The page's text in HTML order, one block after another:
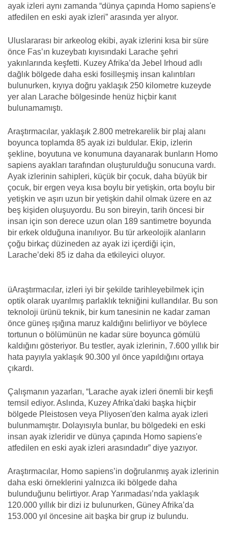
ayak izleri aynı zamanda “dünya çapında Homo sapiens'e
atfedilen en eski ayak izleri” arasında yer alıyor.
Uluslararası bir arkeolog ekibi, ayak izlerini kısa bir süre
önce Fas’ın kuzeybatı kıyısındaki Larache şehri
yakınlarında keşfetti. Kuzey Afrika’da Jebel Irhoud adlı
dağlık bölgede daha eski fosilleşmiş insan kalıntıları
bulunurken, kıyıya doğru yaklaşık 250 kilometre kuzeyde
yer alan Larache bölgesinde henüz hiçbir kanıt
bulunamamıştı.
Araştırmacılar, yaklaşık 2.800 metrekarelik bir plaj alanı
boyunca toplamda 85 ayak izi buldular. Ekip, izlerin
şekline, boyutuna ve konumuna dayanarak bunların Homo
sapiens ayakları tarafından oluşturulduğu sonucuna vardı.
Ayak izlerinin sahipleri, küçük bir çocuk, daha büyük bir
çocuk, bir ergen veya kısa boylu bir yetişkin, orta boylu bir
yetişkin ve aşırı uzun bir yetişkin dahil olmak üzere en az
beş kişiden oluşuyordu. Bu son bireyin, tarih öncesi bir
insan için son derece uzun olan 189 santimetre boyunda
bir erkek olduğuna inanılıyor. Bu tür arkeolojik alanların
çoğu birkaç düzineden az ayak izi içerdiği için,
Larache’deki 85 iz daha da etkileyici oluyor.
üAraştırmacılar, izleri iyi bir şekilde tarihleyebilmek için
optik olarak uyarılmış parlaklık tekniğini kullandılar. Bu son
teknoloji ürünü teknik, bir kum tanesinin ne kadar zaman
önce güneş ışığına maruz kaldığını belirliyor ve böylece
tortunun o bölümünün ne kadar süre boyunca gömülü
kaldığını gösteriyor. Bu testler, ayak izlerinin, 7.600 yıllık bir
hata payıyla yaklaşık 90.300 yıl önce yapıldığını ortaya
çıkardı.
Çalışmanın yazarları, “Larache ayak izleri önemli bir keşfi
temsil ediyor. Aslında, Kuzey Afrika'daki başka hiçbir
bölgede Pleistosen veya Pliyosen'den kalma ayak izleri
bulunmamıştır. Dolayısıyla bunlar, bu bölgedeki en eski
insan ayak izleridir ve dünya çapında Homo sapiens'e
atfedilen en eski ayak izleri arasındadır” diye yazıyor.
Araştırmacılar, Homo sapiens’in doğrulanmış ayak izlerinin
daha eski örneklerini yalnızca iki bölgede daha
bulunduğunu belirtiyor. Arap Yarımadası’nda yaklaşık
120.000 yıllık bir dizi iz bulunurken, Güney Afrika’da
153.000 yıl öncesine ait başka bir grup iz bulundu.